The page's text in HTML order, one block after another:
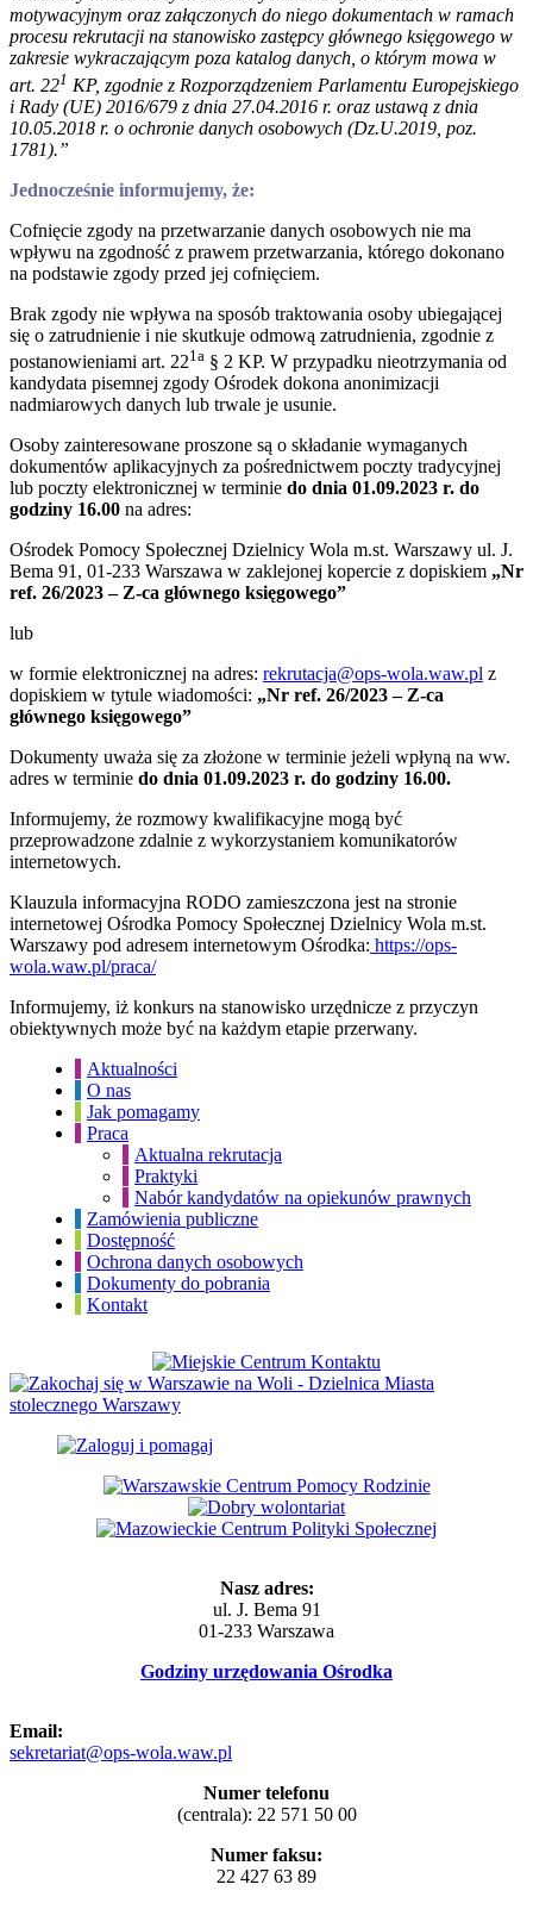
motywacyjnym oraz załączonych do niego dokumentach w ramach
procesu rekrutacji na stanowisko zastępcy głównego księgowego w
zakresie wykraczającym poza katalog danych, o którym mowa w
art. 221 KP, zgodnie z Rozporządzeniem Parlamentu Europejskiego
i Rady (UE) 2016/679 z dnia 27.04.2016 r. oraz ustawą z dnia
10.05.2018 r. o ochronie danych osobowych (Dz.U.2019, poz.
1781).”
Jednocześnie informujemy, że:
Cofnięcie zgody na przetwarzanie danych osobowych nie ma
wpływu na zgodność z prawem przetwarzania, którego dokonano
na podstawie zgody przed jej cofnięciem.
Brak zgody nie wpływa na sposób traktowania osoby ubiegającej
się o zatrudnienie i nie skutkuje odmową zatrudnienia, zgodnie z
postanowieniami art. 221a § 2 KP. W przypadku nieotrzymania od
kandydata pisemnej zgody Ośrodek dokona anonimizacji
nadmiarowych danych lub trwale je usunie.
Osoby zainteresowane proszone są o składanie wymaganych
dokumentów aplikacyjnych za pośrednictwem poczty tradycyjnej
lub poczty elektronicznej w terminie do dnia 01.09.2023 r. do
godziny 16.00 na adres:
Ośrodek Pomocy Społecznej Dzielnicy Wola m.st. Warszawy ul. J.
Bema 91, 01-233 Warszawa w zaklejonej kopercie z dopiskiem „Nr
ref. 26/2023 – Z-ca głównego księgowego”
lub
w formie elektronicznej na adres: rekrutacja@ops-wola.waw.pl z
dopiskiem w tytule wiadomości: „Nr ref. 26/2023 – Z-ca
głównego księgowego”
Dokumenty uważa się za złożone w terminie jeżeli wpłyną na ww.
adres w terminie do dnia 01.09.2023 r. do godziny 16.00.
Informujemy, że rozmowy kwalifikacyjne mogą być
przeprowadzone zdalnie z wykorzystaniem komunikatorów
internetowych.
Klauzula informacyjna RODO zamieszczona jest na stronie
internetowej Ośrodka Pomocy Społecznej Dzielnicy Wola m.st.
Warszawy pod adresem internetowym Ośrodka: https://ops-
wola.waw.pl/praca/
Informujemy, iż konkurs na stanowisko urzędnicze z przyczyn
obiektywnych może być na każdym etapie przerwany.
Aktualności
O nas
Jak pomagamy
Praca
Aktualna rekrutacja
Praktyki
Nabór kandydatów na opiekunów prawnych
Zamówienia publiczne
Dostępność
Ochrona danych osobowych
Dokumenty do pobrania
Kontakt
Nasz adres:
ul. J. Bema 91
01-233 Warszawa
Godziny urzędowania Ośrodka
Email:
sekretariat@ops-wola.waw.pl
Numer telefonu
(centrala): 22 571 50 00
Numer faksu:
22 427 63 89